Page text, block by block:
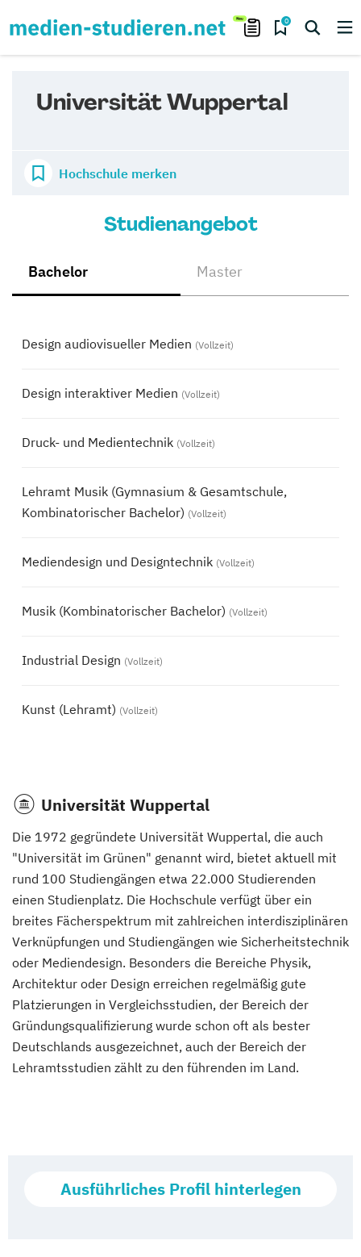
0
Universität Wuppertal
Hochschule merken
Studienangebot
Bachelor Master
Design audiovisueller Medien (Vollzeit)
Design interaktiver Medien (Vollzeit)
Druck- und Medientechnik (Vollzeit)
Lehramt Musik (Gymnasium & Gesamtschule,
Kombinatorischer Bachelor) (Vollzeit)
Mediendesign und Designtechnik (Vollzeit)
Musik (Kombinatorischer Bachelor) (Vollzeit)
Industrial Design (Vollzeit)
Kunst (Lehramt) (Vollzeit)
Universität Wuppertal
Die 1972 gegründete Universität Wuppertal, die auch
"Universität im Grünen" genannt wird, bietet aktuell mit
rund 100 Studiengängen etwa 22.000 Studierenden
einen Studienplatz. Die Hochschule verfügt über ein
breites Fächerspektrum mit zahlreichen interdisziplinären
Verknüpfungen und Studiengängen wie Sicherheitstechnik
oder Mediendesign. Besonders die Bereiche Physik,
Architektur oder Design erreichen regelmäßig gute
Platzierungen in Vergleichsstudien, der Bereich der
Gründungsqualifizierung wurde schon oft als bester
Deutschlands ausgezeichnet, auch der Bereich der
Lehramtsstudien zählt zu den führenden im Land.
Ausführliches Profil hinterlegen